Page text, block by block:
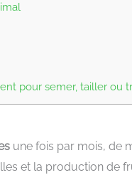
pour semer, tailler ou
une fois par mois, de
et la production de